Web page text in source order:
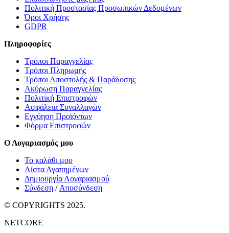
Πολιτική Προστασίας Προσωπικών Δεδομένων
Όροι Χρήσης
GDPR
Πληροφορίες
Τρόποι Παραγγελίας
Τρόποι Πληρωμής
Τρόποι Αποστολής & Παράδοσης
Ακύρωση Παραγγελίας
Πολιτική Επιστροφών
Ασφάλεια Συναλλαγών
Εγγύηση Προϊόντων
Φόρμα Επιστροφών
Ο Λογαριασμός μου
Το καλάθι μου
Λίστα Αγαπημένων
Δημιουργία Λογαριασμού
Σύνδεση / Αποσύνδεση
© COPYRIGHTS 2025.
NETCORE